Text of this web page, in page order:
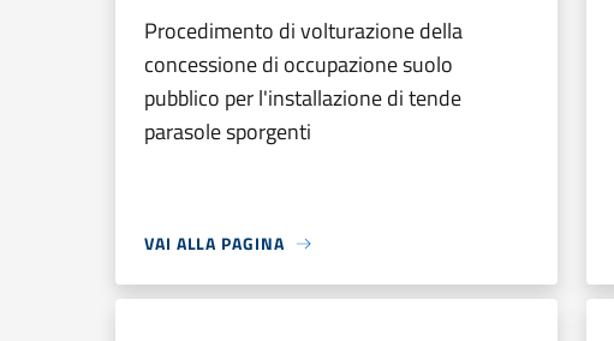
Procedimento di volturazione della
concessione di occupazione suolo
pubblico per l'installazione di tende
parasole sporgenti
VAI ALLA PAGINA